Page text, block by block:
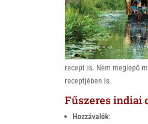
recept is. Nem meglepő
receptjében is.
Fűszeres indiai
Hozzávalók: